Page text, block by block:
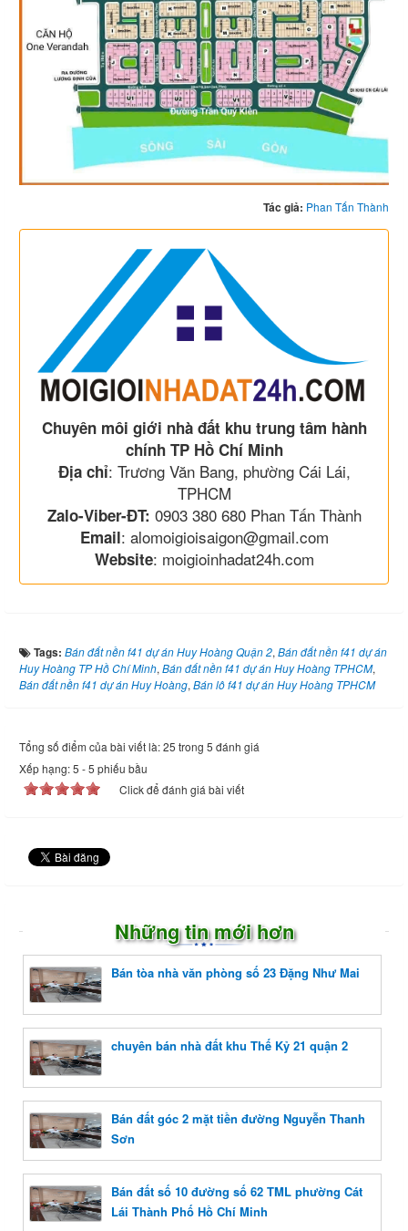
Tác giả: Phan Tấn Thành
Chuyên môi giới nhà đất khu trung tâm hành
chính TP Hồ Chí Minh
Địa chỉ: Trương Văn Bang, phường Cái Lái,
TPHCM
Zalo-Viber-ĐT: 0903 380 680 Phan Tấn Thành
Email: alomoigioisaigon@gmail.com
Website: moigioinhadat24h.com
Tags: Bán đất nền f41 dự án Huy Hoàng Quận 2, Bán đất nền f41 dự án
Huy Hoàng TP Hồ Chí Minh, Bán đất nền f41 dự án Huy Hoàng TPHCM,
Bán đất nền f41 dự án Huy Hoàng, Bán lô f41 dự án Huy Hoàng TPHCM
Tổng số điểm của bài viết là: 25 trong 5 đánh giá
Xếp hạng:5 -5 phiếu bầu
Click để đánh giá bài viết
Những tin mới hơn
Bán tòa nhà văn phòng số 23 Đặng Như Mai
chuyên bán nhà đất khu Thế Kỷ 21 quận 2
Bán đất góc 2 mặt tiền đường Nguyễn Thanh
Sơn
Bán đất số 10 đường số 62 TML phường Cát
Lái Thành Phố Hồ Chí Minh